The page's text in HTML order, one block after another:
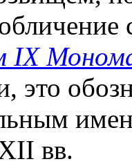
IX
это
вв.